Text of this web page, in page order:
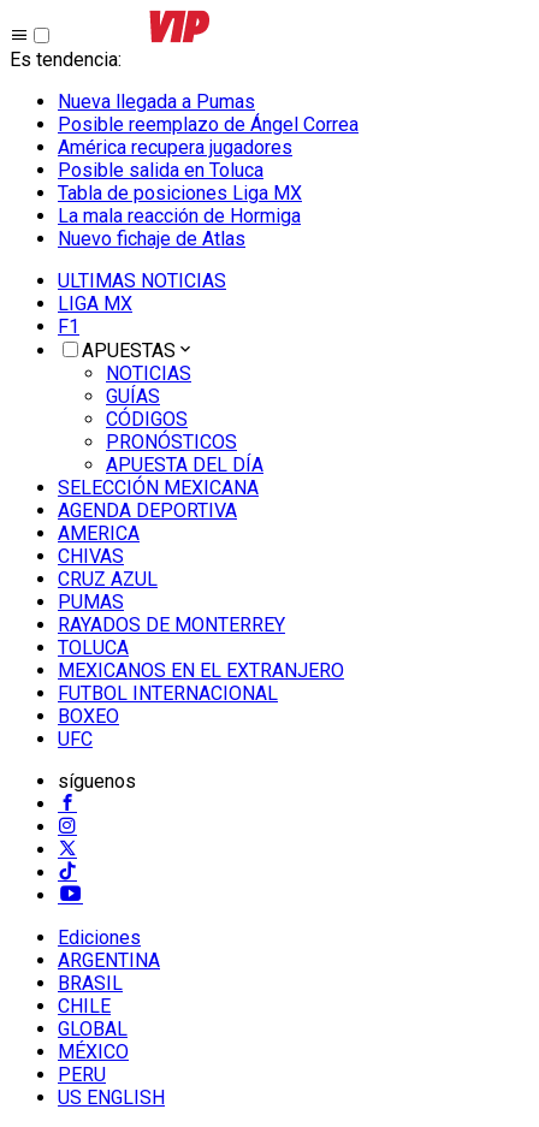
Es tendencia:
Nueva llegada a Pumas
Posible reemplazo de Ángel Correa
América recupera jugadores
Posible salida en Toluca
Tabla de posiciones Liga MX
La mala reacción de Hormiga
Nuevo fichaje de Atlas
ULTIMAS NOTICIAS
LIGA MX
F1
APUESTAS
NOTICIAS
GUÍAS
CÓDIGOS
PRONÓSTICOS
APUESTA DEL DÍA
SELECCIÓN MEXICANA
AGENDA DEPORTIVA
AMERICA
CHIVAS
CRUZ AZUL
PUMAS
RAYADOS DE MONTERREY
TOLUCA
MEXICANOS EN EL EXTRANJERO
FUTBOL INTERNACIONAL
BOXEO
UFC
síguenos
Ediciones
ARGENTINA
BRASIL
CHILE
GLOBAL
MÉXICO
PERU
US ENGLISH